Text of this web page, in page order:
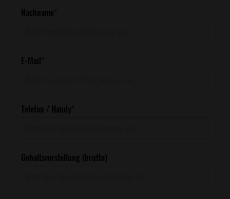
Nachname*
E-Mail*
Telefon / Handy*
Gehaltsvorstellung (brutto)